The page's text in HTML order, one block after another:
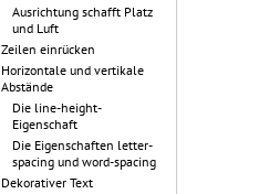
Ausrichtung schafft Platz
und Luft
Zeilen einrücken
Horizontale und vertikale
Abstände
Die line-height-
Eigenschaft
Die Eigenschaften letter-
spacing und word-spacing
Dekorativer Text